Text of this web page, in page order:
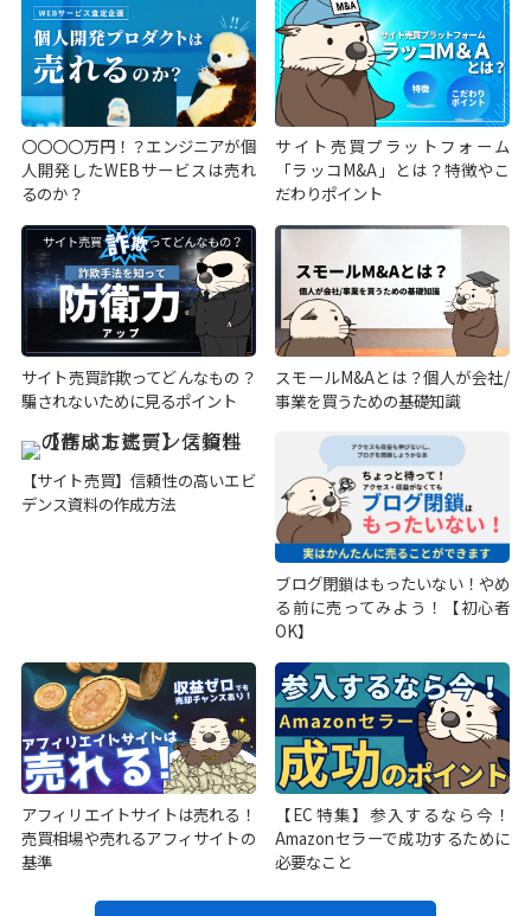
〇〇〇〇万円！？エンジニアが個
人開発したWEBサービスは売れ
るのか？
サイト売買プラットフォーム
「ラッコM&A」とは？特徴やこ
だわりポイント
サイト売買詐欺ってどんなもの？
騙されないために見るポイント
スモールM&Aとは？個人が会社/
事業を買うための基礎知識
【サイト売買】信頼性の高いエビ
デンス資料の作成方法
ブログ閉鎖はもったいない！やめ
る前に売ってみよう！【初心者
OK】
アフィリエイトサイトは売れる！
売買相場や売れるアフィサイトの
基準
【EC特集】参入するなら今！
Amazonセラーで成功するために
必要なこと